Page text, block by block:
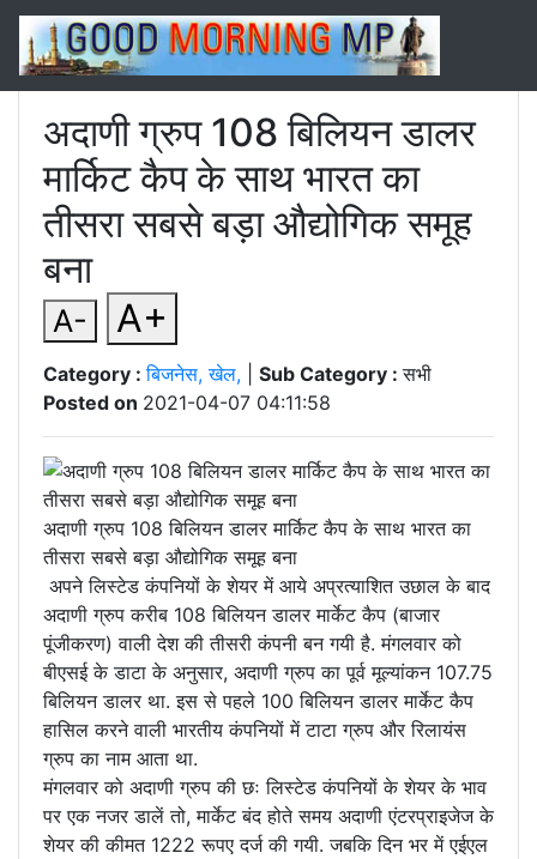
अदाणी ग्रुप 108 बिलियन डालर
मार्किट कैप के साथ भारत का
तीसरा सबसे बड़ा औद्योगिक समूह
बना
A- A+
Category :बिजनेस, खेल, Sub Category :सभी
Posted on 2021-04-07 04:11:58
अदाणी ग्रुप 108 बिलियन डालर मार्किट कैप के साथ भारत का
तीसरा सबसे बड़ा औद्योगिक समूह बना
अपने लिस्टेड कंपनियों के शेयर में आये अप्रत्याशित उछाल के बाद
अदाणी ग्रुप करीब 108 बिलियन डालर मार्केट कैप (बाजार
पूंजीकरण) वाली देश की तीसरी कंपनी बन गयी है. मंगलवार को
बीएसई के डाटा के अनुसार, अदाणी ग्रुप का पूर्व मूल्यांकन 107.75
बिलियन डालर था. इस से पहले 100 बिलियन डालर मार्केट कैप
हासिल करने वाली भारतीय कंपनियों में टाटा ग्रुप और रिलायंस
ग्रुप का नाम आता था.
मंगलवार को अदाणी ग्रुप की छः लिस्टेड कंपनियों के शेयर के भाव
पर एक नजर डालें तो, मार्केट बंद होते समय अदाणी एंटरप्राइजेज के
शेयर की कीमत 1222 रूपए दर्ज की गयी. जबकि दिन भर में एईएल